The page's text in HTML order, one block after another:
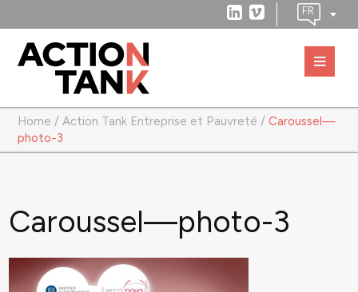
Home /Action Tank Entreprise et Pauvreté /Caroussel—
photo-3
Caroussel—photo-3